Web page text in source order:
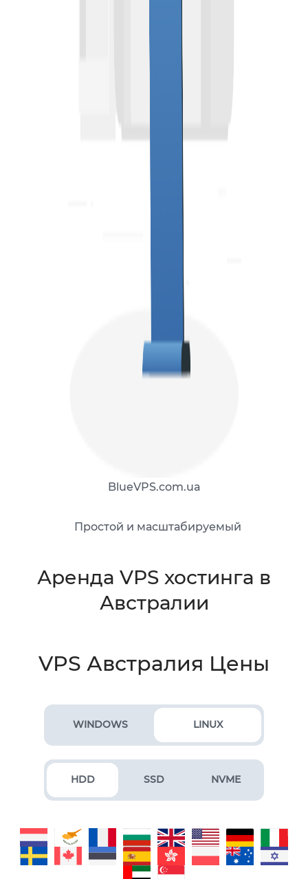
Аренда VPS хостинга в
Австралии
BlueVPS.com.ua
Простой и масштабируемый
VPS Австралия Цены
WINDOWS LINUX
HDD SSD NVME